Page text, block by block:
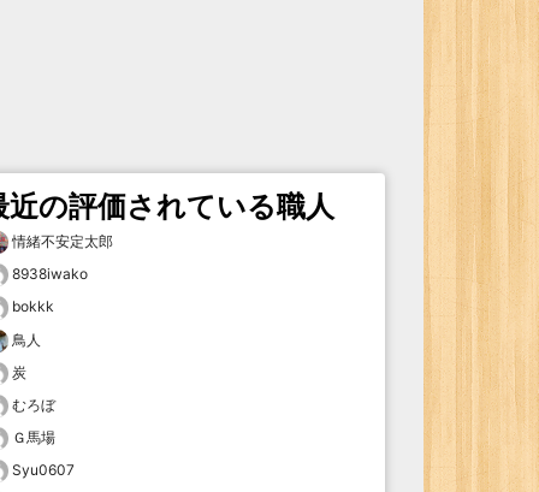
近の評価されている職人
情緒不安定太郎
8938iwako
bokkk
鳥人
炭
むろぼ
Ｇ馬場
Syu0607